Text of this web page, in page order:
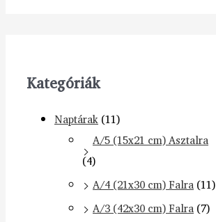
Kategóriák
Naptárak (11)
A/5 (15x21 cm) Asztalra
(4)
A/4 (21x30 cm) Falra (11)
A/3 (42x30 cm) Falra (7)